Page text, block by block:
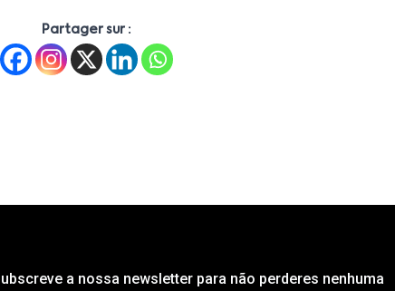
Partager sur :
a nossa newsletter para não perderes nenhuma